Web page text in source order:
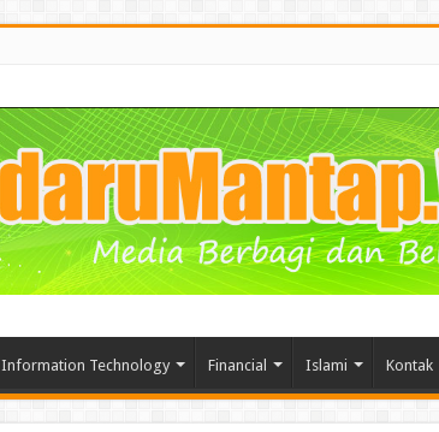
Information Technology Financial Islami Kontak